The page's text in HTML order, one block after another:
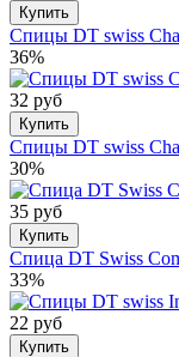
Купить
Спицы DT swiss
36%
32 руб
Купить
Спицы DT swiss
30%
35 руб
Купить
Спица DT Swiss
33%
22 руб
Купить